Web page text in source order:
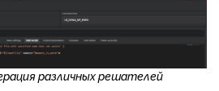
различных решателей